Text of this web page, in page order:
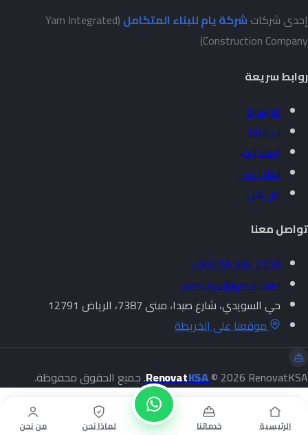
إحدى شركاتشركة يام للبناء المتكامل (Yam Integrated
Construction Company)
روابط سريعة
الرئيسية
خدماتنا
المقالات
لماذا نحن
من نحن
تواصل معنا
+966 55 987 2258
yamicksa@gmail.com
حي السويدي، شارع صيدا، مبنى 7387، الرياض 12791
موقعنا على الخريطة
RenovatKSA© 2026 RenovatKSA. جميع الحقوق محفوظة.
الرئيسية خدماتنا لماذا نحن من نحن